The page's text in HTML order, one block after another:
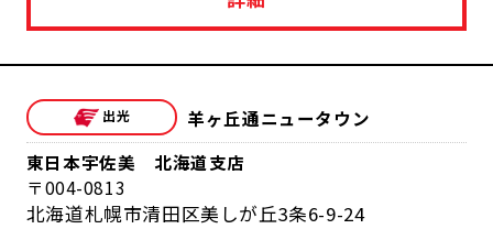
羊ヶ丘通ニュータウン
東日本宇佐美 北海道支店
004-0813
北海道札幌市清田区美しが丘3条6-9-24